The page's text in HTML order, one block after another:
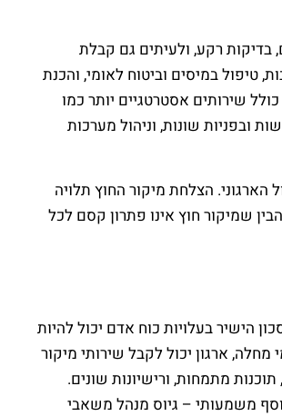
בדיקות רקע, ולעיתים גם קבלת
טיפול במיסים וביטוח לאומי, והכנת
שירותים אסטרטגיים יותר כמו
ובפניות שונות, וניהול מערכות
הצלחת מיקור החוץ תלויה
שמיקור חוץ אינו פתרון קסם לכל
הישיר בעלויות כוח אדם יכול להיות
פנסיה, חופשות, וימי מחלה, ארגון יכול לקבל שירותי מיקור
תוכנות מתמחות, ורישיונות שונים.
משמעותי – גיוס מנהל משאבי